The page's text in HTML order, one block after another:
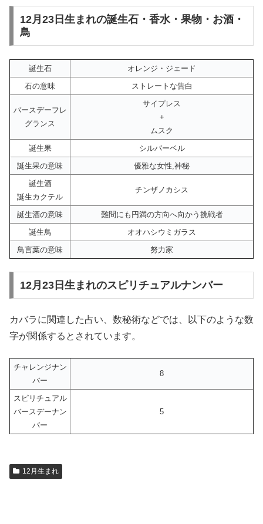
12月23日生まれの誕生石・香水・果物・お酒・
鳥
誕生石
オレンジ・ジェード
石の意味
ストレートな告白
バースデーフレ
グランス
サイプレス
+
ムスク
誕生果
シルバーベル
誕生果の意味
優雅な女性,神秘
誕生酒
誕生カクテル
チンザノカシス
誕生酒の意味
難問にも円満の方向へ向かう挑戦者
誕生鳥
オオハシウミガラス
鳥言葉の意味
努力家
12月23日生まれのスピリチュアルナンバー
カバラに関連した占い、数秘術などでは、以下のような数
字が関係するとされています。
チャレンジナン
バー
8
スピリチュアル
バースデーナン
バー
5
12月生まれ